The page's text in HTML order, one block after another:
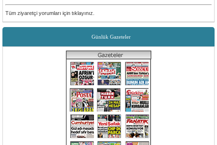
Yenilikler olması çok güzel insanlara faydalı bir site düşünen ve emeği geçen herkese
Öncelikle sitemiz tüm köyümüz için hayırlı ugurlu olsun. Yenilikler için, emeği geçen
Tüm ziyaretçi yorumları için tıklayınız.
Günlük Gazeteler